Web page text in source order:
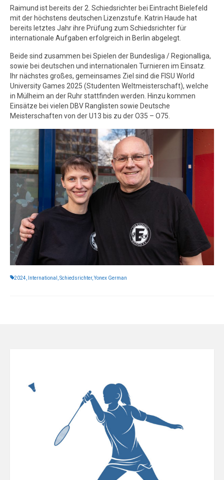
Raimund ist bereits der 2. Schiedsrichter bei Eintracht Bielefeld
mit der höchstens deutschen Lizenzstufe. Katrin Haude hat
bereits letztes Jahr ihre Prüfung zum Schiedsrichter für
internationale Aufgaben erfolgreich in Berlin abgelegt.
Beide sind zusammen bei Spielen der Bundesliga / Regionalliga,
sowie bei deutschen und internationalen Turnieren im Einsatz.
Ihr nächstes großes, gemeinsames Ziel sind die FISU World
University Games 2025 (Studenten Weltmeisterschaft), welche
in Mülheim an der Ruhr stattfinden werden. Hinzu kommen
Einsätze bei vielen DBV Ranglisten sowie Deutsche
Meisterschaften von der U13 bis zu der O35 – O75.
2024 International Schiedsrichter,Yonex German